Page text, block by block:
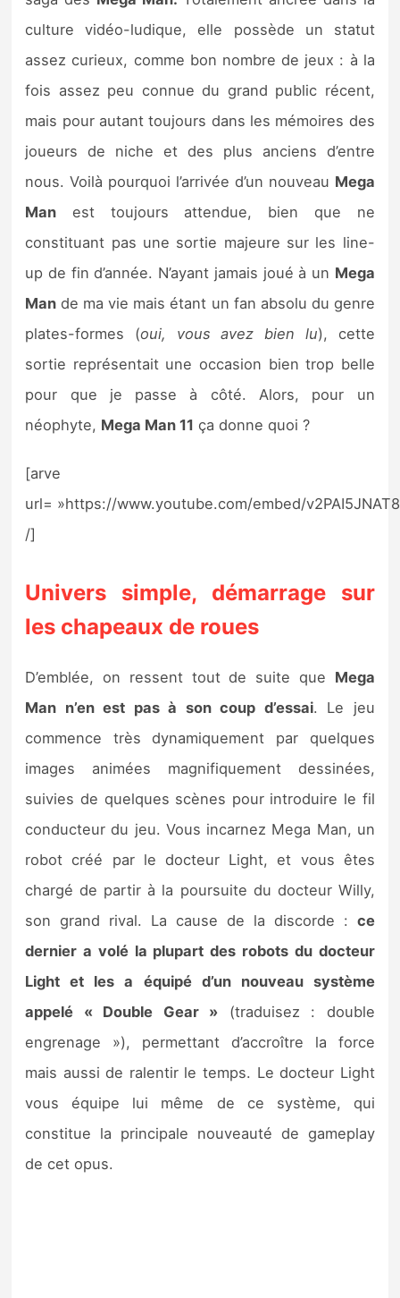
Autres tests
Previews
Précommandes
Précommandes jeux Switch 2
Sorties de jeux
Bons plans
Guides
culture vidéo-ludique, elle possède un statut
assez curieux, comme bon nombre de jeux : à la
fois assez peu connue du grand public récent,
mais pour autant toujours dans les mémoires des
joueurs de niche et des plus anciens d’entre
nous. Voilà pourquoi l’arrivée d’un nouveau Mega
Man est toujours attendue, bien que ne
constituant pas une sortie majeure sur les line-
up de fin d’année. N’ayant jamais joué à un Mega
Man de ma vie mais étant un fan absolu du genre
plates-formes (oui, vous avez bien lu), cette
sortie représentait une occasion bien trop belle
pour que je passe à côté. Alors, pour un
néophyte, Mega Man 11 ça donne quoi ?
[arve
url= »https://www.youtube.com/embed/
/]
Univers simple, démarrage sur
les chapeaux de roues
D’emblée, on ressent tout de suite que Mega
Man n’en est pas à son coup d’essai. Le jeu
commence très dynamiquement par quelques
images animées magnifiquement dessinées,
suivies de quelques scènes pour introduire le fil
conducteur du jeu. Vous incarnez Mega Man, un
robot créé par le docteur Light, et vous êtes
chargé de partir à la poursuite du docteur Willy,
son grand rival. La cause de la discorde : ce
dernier a volé la plupart des robots du docteur
Light et les a équipé d’un nouveau système
appelé « Double Gear » (traduisez : double
engrenage »), permettant d’accroître la force
mais aussi de ralentir le temps. Le docteur Light
vous équipe lui même de ce système, qui
constitue la principale nouveauté de gameplay
de cet opus.